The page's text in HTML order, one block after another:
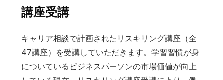
講座受講
キャリア相談で計画されたリスキリング講座（全
47講座）を受講していただきます。学習習慣が身
についているビジネスパーソンの市場価値が向上